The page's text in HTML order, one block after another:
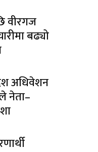
वीरगज
बढ्यो
अधिवेशन
नेता–